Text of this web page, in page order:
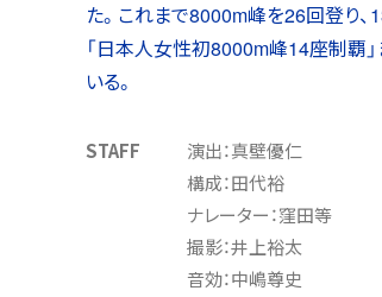
た。これまで8000m峰を26回登り、
「日本人女性初8000m峰14座制覇」
いる。
STAFF
演出：真壁優仁
構成：田代裕
ナレーター：窪田等
撮影：井上裕太
音効：中嶋尊史